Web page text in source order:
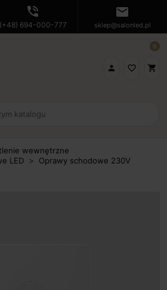
phone_in_talk
(+48) 694-000-777
mail
sklep@salonled.pl
 favorite_border shopping_cart
0
wewnętrzne
LED
Oprawy schodowe 230V